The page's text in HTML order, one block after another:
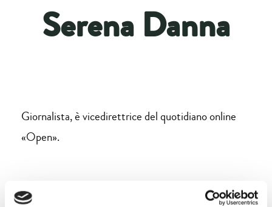
Serena Danna
Giornalista, è vicedirettrice del quotidiano online
«Open».